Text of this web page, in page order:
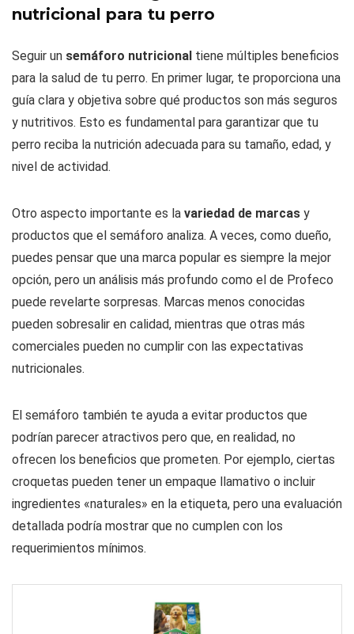
nutricional para tu perro
Seguir un semáforo nutricional tiene múltiples beneficios
para la salud de tu perro. En primer lugar, te proporciona una
guía clara y objetiva sobre qué productos son más seguros
y nutritivos. Esto es fundamental para garantizar que tu
perro reciba la nutrición adecuada para su tamaño, edad, y
nivel de actividad.
Otro aspecto importante es la variedad de marcas y
productos que el semáforo analiza. A veces, como dueño,
puedes pensar que una marca popular es siempre la mejor
opción, pero un análisis más profundo como el de Profeco
puede revelarte sorpresas. Marcas menos conocidas
pueden sobresalir en calidad, mientras que otras más
comerciales pueden no cumplir con las expectativas
nutricionales.
El semáforo también te ayuda a evitar productos que
podrían parecer atractivos pero que, en realidad, no
ofrecen los beneficios que prometen. Por ejemplo, ciertas
croquetas pueden tener un empaque llamativo o incluir
ingredientes «naturales» en la etiqueta, pero una evaluación
detallada podría mostrar que no cumplen con los
requerimientos mínimos.